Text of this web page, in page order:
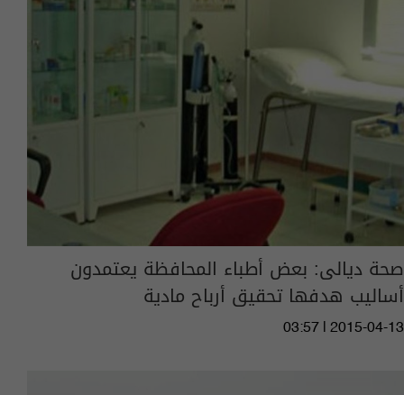
صحة ديالى: بعض أطباء المحافظة يعتمدون
أساليب هدفها تحقيق أرباح مادية
03:57 | 2015-04-13